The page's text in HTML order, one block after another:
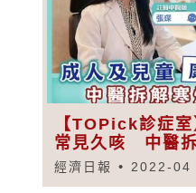
【TOPick診症
常見久咳 中醫
經濟日報 2022-04